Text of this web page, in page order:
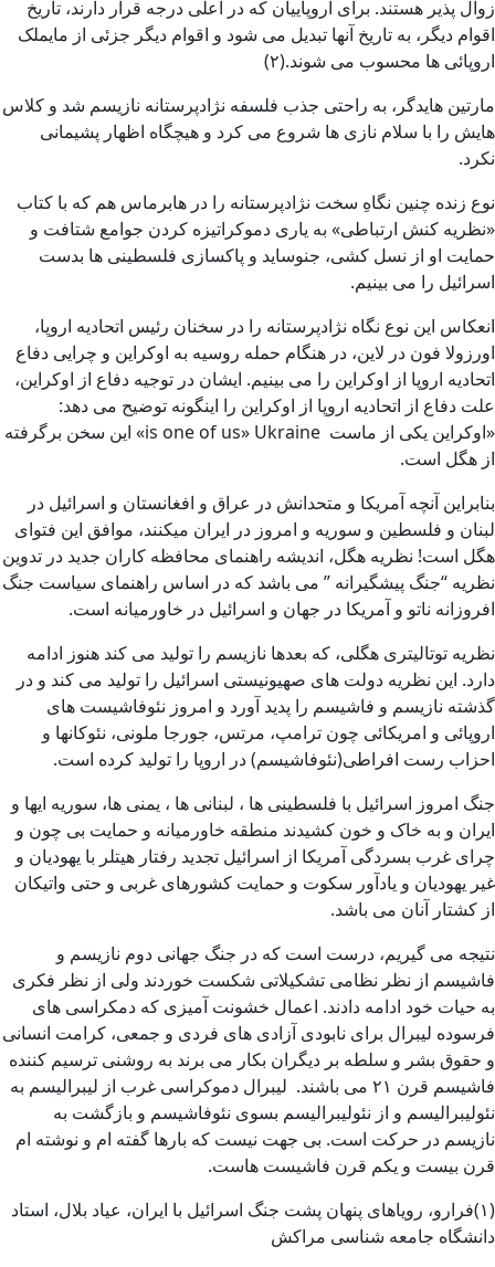
زوال پذیر هستند. برای اروپاییان که در اعلی درجه قرار دارند، تاریخ
اقوام دیگر، به تاریخ آنها تبدیل می شود و اقوام دیگر جزئی از مایملک
اروپائی ها محسوب می شوند.(۲)
مارتین هایدگر، به راحتی جذب فلسفه نژادپرستانه نازیسم شد و کلاس
هایش را با سلام نازی ها شروع می کرد و هیچگاه اظهار پشیمانی
نکرد.
نوع زنده چنین نگاهِ سخت نژادپرستانه را در هابرماس هم که با کتاب
«نظریه کنش ارتباطی» به یاری دموکراتیزه کردن جوامع شتافت و
حمایت او از نسل کشی، جنوساید و پاکسازی فلسطینی ها بدست
اسرائیل را می بینیم.
انعکاس این نوع نگاه نژادپرستانه را در سخنان رئیس اتحادیه اروپا،
اورزولا فون در لاین، در هنگام حمله روسیه به اوکراین و چرایی دفاع
اتحادیه اروپا از اوکراین را می بینیم. ایشان در توجیه دفاع از اوکراین،
علت دفاع از اتحادیه اروپا از اوکراین را اینگونه توضیح می دهد:
«اوکراین یکی از ماست is one of us» Ukraine» این سخن برگرفته
از هگل است.
بنابراین آنچه آمریکا و متحدانش در عراق و افغانستان و اسرائیل در
لبنان و فلسطین و سوریه و امروز در ایران میکنند، موافق این فتوای
هگل است! نظریه هگل، اندیشه راهنمای محافظه کاران جدید در تدوین
نظریه “جنگ پیشگیرانه ” می باشد که در اساس راهنمای سیاست جنگ
افروزانه ناتو و آمریکا در جهان و اسرائیل در خاورمیانه است.
نظریه توتالیتری هگلی، که بعدها نازیسم را تولید می کند هنوز ادامه
دارد. این نظریه دولت های صهیونیستی اسرائیل را تولید می کند و در
گذشته نازیسم و فاشیسم را پدید آورد و امروز نئوفاشیست های
اروپائی و امریکائی چون ترامپ، مرتس، جورجا ملونی، نئوکانها و
احزاب رست افراطی(نئوفاشیسم) در اروپا را تولید کرده است.
جنگ امروز اسرائیل با فلسطینی ها ، لبنانی ها ، یمنی ها، سوریه ایها و
ایران و به خاک و خون کشیدند منطقه خاورمیانه و حمایت بی چون و
چرای غرب بسردگی آمریکا از اسرائیل تجدید رفتار هیتلر با یهودیان و
غیر یهودیان و یادآور سکوت و حمایت کشورهای غربی و حتی واتیکان
از کشتار آنان می باشد.
نتیجه می گیریم، درست است که در جنگ جهانی دوم نازیسم و
فاشیسم از نظر نظامی تشکیلاتی شکست خوردند ولی از نظر فکری
به حیات خود ادامه دادند. اعمال خشونت آمیزی که دمکراسی های
فرسوده لیبرال برای نابودی آزادی های فردی و جمعی، کرامت انسانی
و حقوق بشر و سلطه بر دیگران بکار می برند به روشنی ترسیم کننده
فاشیسم قرن ۲۱ می باشند. لیبرال دموکراسی غرب از لیبرالیسم به
نئولیبرالیسم و از نئولیبرالیسم بسوی نئوفاشیسم و بازگشت به
نازیسم در حرکت است. بی جهت نیست که بارها گفته ام و نوشته ام
قرن بیست و یکم قرن فاشیست هاست.
(۱)فرارو، رویاهای پنهان پشت جنگ‌ اسرائیل با ایران، عیاد بلال، استاد
دانشگاه جامعه شناسی مراکش